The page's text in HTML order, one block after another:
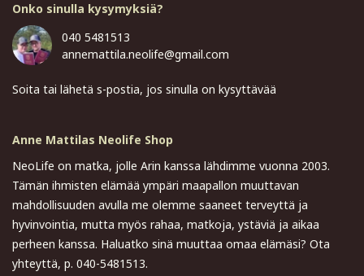
Onko sinulla kysymyksiä?
040 5481513
annemattila.neolife@gmail.com
Soita tai lähetä s-postia, jos sinulla on kysyttävää
Anne Mattilas Neolife Shop
NeoLife on matka, jolle Arin kanssa lähdimme vuonna 2003.
Tämän ihmisten elämää ympäri maapallon muuttavan
mahdollisuuden avulla me olemme saaneet terveyttä ja
hyvinvointia, mutta myös rahaa, matkoja, ystäviä ja aikaa
perheen kanssa. Haluatko sinä muuttaa omaa elämäsi? Ota
yhteyttä, p. 040-5481513.